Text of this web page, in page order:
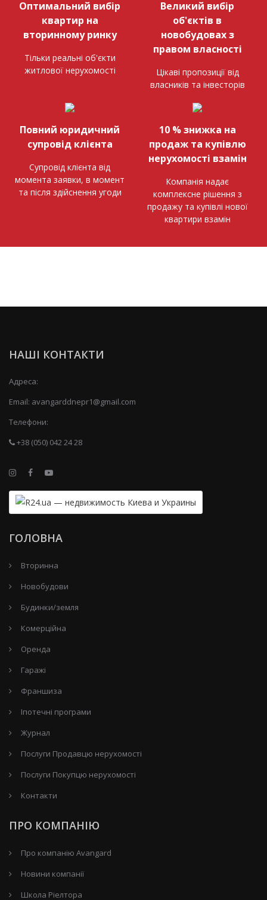
Оптимальний вибір
квартир на
вторинному ринку
Тільки реальні об'єкти
житлової нерухомості
Великий вибір
об'єктів в
новобудовах з
правом власності
Цікаві пропозиції від
власників та інвесторів
Повний юридичний
супровід клієнта
Супровід клієнта від
момента заявки, в момент
та після здійснення угоди
10 % знижка на
продаж та купівлю
нерухомості взамін
Компанія надає
комплексне рішення з
продажу та купівлі нової
квартири взамін
НАШІ КОНТАКТИ
Адреса:
Email: avangarddnepr1@gmail.com
Телефони:
+38 (050) 042 24 28
ГОЛОВНА
Вторинна
Новобудови
Будинки/земля
Комерційна
Оренда
Гаражі
Франшиза
Іпотечні програми
Журнал
Послуги Продавцю нерухомості
Послуги Покупцю нерухомості
Контакти
ПРО КОМПАНІЮ
Про компанію Avangard
Новини компанії
Школа Ріелтора